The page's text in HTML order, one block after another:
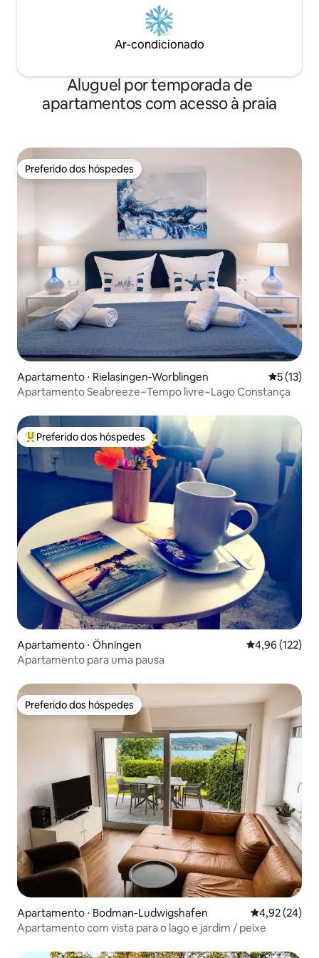
Ar-condicionado
Aluguel por temporada de
apartamentos com acesso à praia
Preferido dos hóspedes
Preferido dos hóspedes
Apartamento ⋅ Rielasingen-Worblingen 5 de uma
5 (13)
Apartamento Seabreeze~Tempo livre~Lago Constança
Entre os melhores preferidos dos hóspedes
Preferido dos hóspedes
Apartamento ⋅ Öhningen 4,96 de uma
4,96 (122)
Apartamento para uma pausa
Preferido dos hóspedes
Preferido dos hóspedes
Apartamento ⋅ Bodman-Ludwigshafen 4,92 de uma
4,92 (24)
Apartamento com vista para o lago e jardim / peixe